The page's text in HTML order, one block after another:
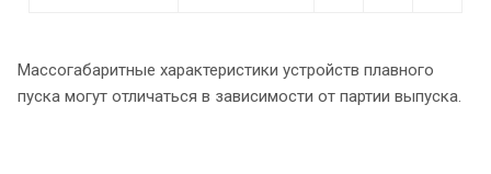
Массогабаритные характеристики устройств плавного
пуска могут отличаться в зависимости от партии выпуска.